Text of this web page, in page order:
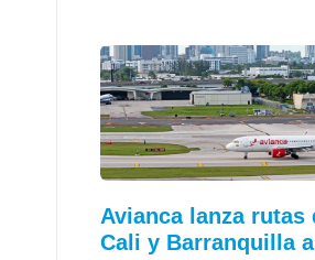
Avianca lanza rutas
Cali y Barranquilla